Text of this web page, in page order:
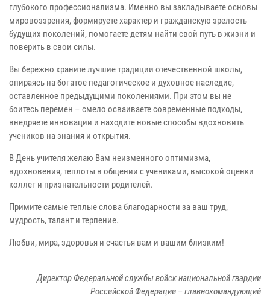
глубокого профессионализма. Именно вы закладываете основы
мировоззрения, формируете характер и гражданскую зрелость
будущих поколений, помогаете детям найти свой путь в жизни и
поверить в свои силы.
Вы бережно храните лучшие традиции отечественной школы,
опираясь на богатое педагогическое и духовное наследие,
оставленное предыдущими поколениями. При этом вы не
боитесь перемен – смело осваиваете современные подходы,
внедряете инновации и находите новые способы вдохновить
учеников на знания и открытия.
В День учителя желаю Вам неизменного оптимизма,
вдохновения, теплоты в общении с учениками, высокой оценки
коллег и признательности родителей.
Примите самые теплые слова благодарности за ваш труд,
мудрость, талант и терпение.
Любви, мира, здоровья и счастья вам и вашим близким!
Директор Федеральной службы войск национальной гвардии
Российской Федерации – главнокомандующий